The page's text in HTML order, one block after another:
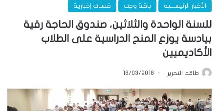
الأخبار الرئيســـية باقة وجت قبسات إخبارية
للسنة الواحدة والثلاثين، صندوق الحاجة رقية
بيادسة يوزع المنح الدراسية على الطلاب
الأكاديميين
طاقم التحرير 18/03/2018